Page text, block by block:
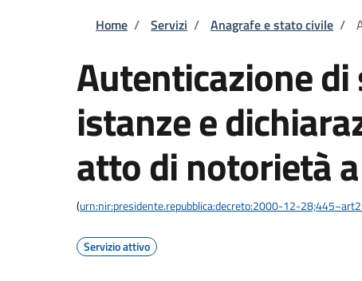
Briciole di pane
Home / Servizi / Anagrafe e stato civile /
Autenticazione
istanze e
atto di notorietà
(urn:nir:presidente.repubblica:decreto:2000-12-
Servizio attivo